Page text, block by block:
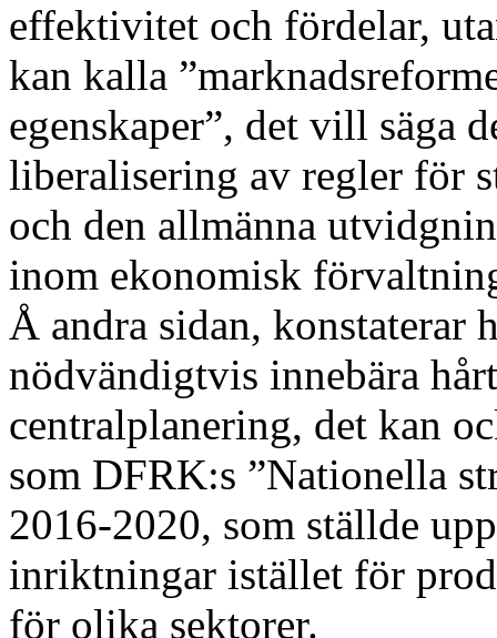
effektivitet och fördelar,
kan kalla
egenskaper”, det vill säga
liberalisering av regler för
och den allmänna
inom ekonomisk
Å andra sidan, konstaterar
nödvändigtvis innebära
centralplanering, det kan
som DFRK:s ”Nationella
2016-2020, som ställde
inriktningar istället för
för olika sektorer.